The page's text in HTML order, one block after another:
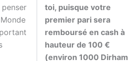
penser
toi, puisque votre
premier pari sera
remboursé en cash à
hauteur de 100 €
(environ 1000 Dirham